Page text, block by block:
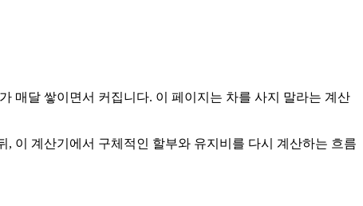
매달 쌓이면서 커집니다. 이 페이지는 차를 사지 말라는 계산
, 이 계산기에서 구체적인 할부와 유지비를 다시 계산하는 흐름